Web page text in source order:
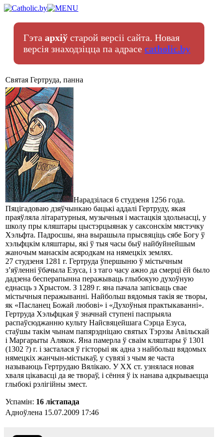
Гэта архіў старой версіі сайта. Новая
версія знаходзіцца па адрасе catholic.by
Святая Гертруда, панна
Нарадзілася 6 студзеня 1256 года.
Пяцігадоваю дзяўчынкаю бацькі аддалі Гертруду, якая
праяўляла літаратурныя, музычныя і мастацкія здольнасці, у
школу пры кляштары цыстэрцыянак у саксонскім мястэчку
Хэльфта. Падросшы, яна вырашыла прысвяціць сябе Богу ў
хэльфцкім кляштары, які ў тыя часы быў найбуйнейшым
жаночым манаскім асяродкам на нямецкіх землях.
27 студзеня 1281 г. Гертруда ўпершыню ў містычным
з’яўленні ўбачыла Езуса, і з таго часу ажно да смерці ёй было
дадзена бесперапынна перажываць глыбокую духоўную
еднасць з Хрыстом. З 1289 г. яна пачала запісваць свае
містычныя перажыванні. Найбольш вядомыя такія яе творы,
як «Пасланец Божай любові» і «Духоўныя практыкаванні».
Гертруда Хэльфцкая ў значнай ступені паспрыяла
распаўсюджанню культу Найсвяцейшага Сэрца Езуса,
стаўшы такім чынам папярэдніцаю святых Тэрэзы Авільскай
і Маргарыты Алякок. Яна памерла ў сваім кляштары ў 1301
(1302 ?) г. і засталася ў гісторыі як адна з найбольш вядомых
нямецкіх жанчын-містыкаў, у сувязі з чым яе часта
называюць Гертрудаю Вялікаю. У ХХ ст. узнялася новая
хваля цікавасці да яе твораў, і сёння ў іх нанава адкрываецца
глыбокі рэлігійны змест.
Успамін: 16 лістапада
Адноўлена 15.07.2009 17:46